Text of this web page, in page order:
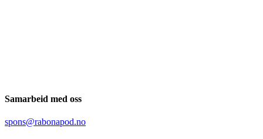
Samarbeid med oss
spons@rabonapod.no